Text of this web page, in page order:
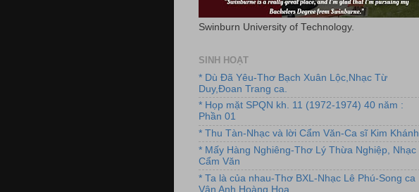
Swinburn University of Technology.
SINH HOẠT
* Dù Đã Yêu-Thơ Bạch Xuân Lộc,Nhạc Từ
Duy,Đoan Trang ca.
* Họp mặt SPQN kh. 11 (1972-1974) 40 năm :
Phần 01
* Thu Tàn-Nhạc và lời Cẩm Văn-Ca sĩ Kim Khánh
* Mấy Hàng Nghiêng-Thơ Lý Thừa Nghiệp, Nhạc
Cẩm Văn
* Ta là của nhau-Thơ BXL-Nhạc Lê Phú-Song ca
Vân Anh,Hoàng Hoa.